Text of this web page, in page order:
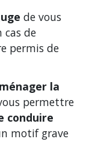
de vous
cas de
permis de
la
permettre
conduire
motif grave